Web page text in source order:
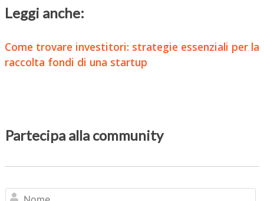
Leggi anche:
Come trovare investitori: strategie essenziali per la
raccolta fondi di una startup
Partecipa alla community